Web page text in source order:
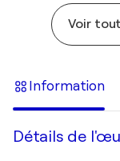
Voir
Information
Détails de